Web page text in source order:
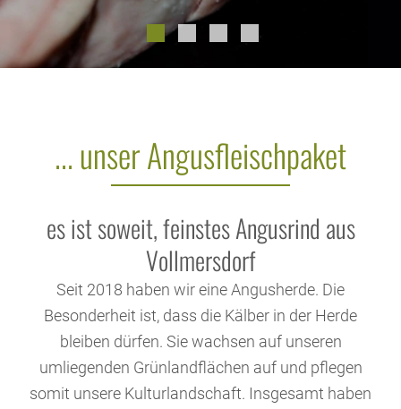
... unser Angusfleischpaket
es ist soweit, feinstes Angusrind aus
Vollmersdorf
Seit 2018 haben wir eine Angusherde. Die
Besonderheit ist, dass die Kälber in der Herde
bleiben dürfen. Sie wachsen auf unseren
umliegenden Grünlandflächen auf und pflegen
somit unsere Kulturlandschaft. Insgesamt haben